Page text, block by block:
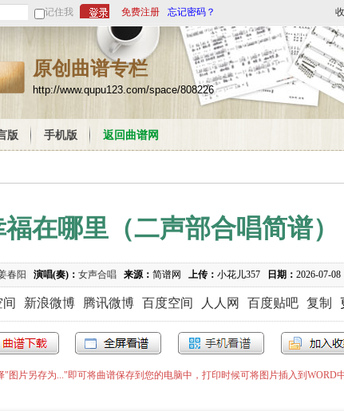
记住我 免费注册 忘记密码？
原创曲谱专栏
http://www.qupu123.com/space/808226
版 手机版 返回曲谱网
在哪里（二声部合唱简谱）
春阳 演唱(奏)： 女声合唱 来源： 简谱网 上传： 小花儿357 日期： 2026-07-08
间 新浪微博 腾讯微博 百度空间 人人网 百度贴吧 复制
图片另存为..."即可将曲谱保存到您的电脑中，打印时候可将图片插入到WORD